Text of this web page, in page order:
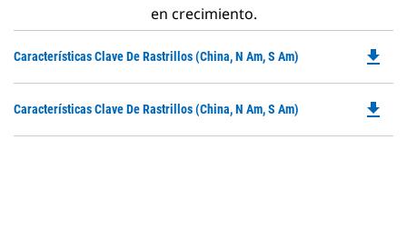
en crecimiento.
Características Clave De Rastrillos (China, N Am, S Am)
a
file_download
Características Clave De Rastrillos (China, N Am, S Am) file_download